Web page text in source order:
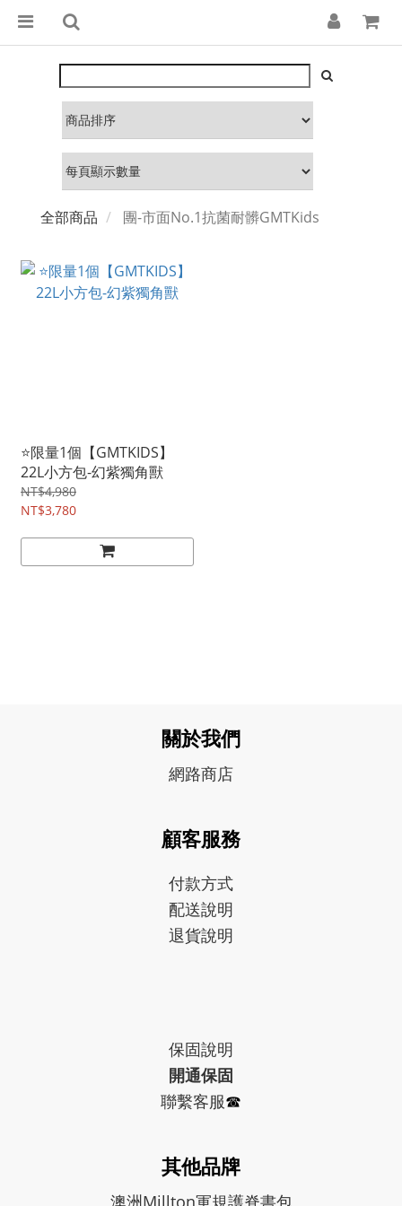
全部商品 團-市面No.1抗菌耐髒GMTKids
⭐限量1個【GMTKIDS】
22L小方包-幻紫獨角獸
NT$4,980
NT$3,780
關於我們
網路商店
顧客服務
付款方式
配送說明
退貨說明
保固說明
開通保固
聯繫客服☎︎
其他品牌